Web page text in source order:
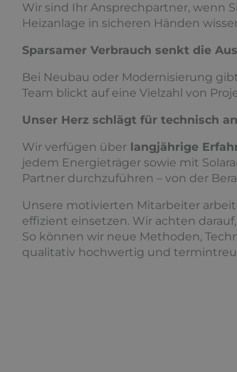
Wir sind Ihr Ansprechpartner, wenn
Heizanlage in sicheren Händen
Sparsamer Verbrauch senkt die
Bei Neubau oder Modernisierung
Team blickt auf eine Vielzahl von
Unser Herz schlägt für technisch
Wir verfügen über langjährige
jedem Energieträger sowie mit
Partner durchzuführen – von der
Unsere motivierten Mitarbeiter
effizient einsetzen. Wir achten
So können wir neue Methoden,
qualitativ hochwertig und termintreu